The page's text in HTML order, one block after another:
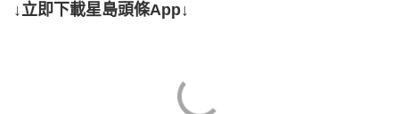
↓立即下載星島頭條App↓